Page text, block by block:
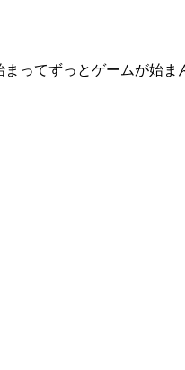
ってずっとゲームが始ま